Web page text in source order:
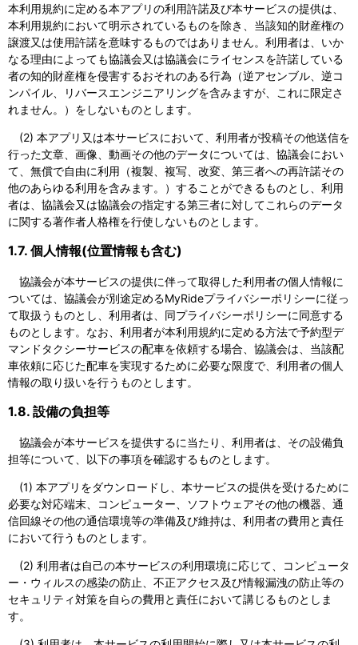
本利用規約に定める本アプリの利用許諾及び本サービスの提供は、
本利用規約において明示されているものを除き、当該知的財産権の
譲渡又は使用許諾を意味するものではありません。利用者は、いか
なる理由によっても協議会又は協議会にライセンスを許諾している
者の知的財産権を侵害するおそれのある行為（逆アセンブル、逆コ
ンパイル、リバースエンジニアリングを含みますが、これに限定さ
れません。）をしないものとします。
(2) 本アプリ又は本サービスにおいて、利用者が投稿その他送信を
行った文章、画像、動画その他のデータについては、協議会におい
て、無償で自由に利用（複製、複写、改変、第三者への再許諾その
他のあらゆる利用を含みます。）することができるものとし、利用
者は、協議会又は協議会の指定する第三者に対してこれらのデータ
に関する著作者人格権を行使しないものとします。
1.7. 個人情報(位置情報も含む)
協議会が本サービスの提供に伴って取得した利用者の個人情報に
ついては、協議会が別途定めるMyRideプライバシーポリシーに従っ
て取扱うものとし、利用者は、同プライバシーポリシーに同意する
ものとします。なお、利用者が本利用規約に定める方法で予約型デ
マンドタクシーサービスの配車を依頼する場合、協議会は、当該配
車依頼に応じた配車を実現するために必要な限度で、利用者の個人
情報の取り扱いを行うものとします。
1.8. 設備の負担等
協議会が本サービスを提供するに当たり、利用者は、その設備負
担等について、以下の事項を確認するものとします。
(1) 本アプリをダウンロードし、本サービスの提供を受けるために
必要な対応端末、コンピューター、ソフトウェアその他の機器、通
信回線その他の通信環境等の準備及び維持は、利用者の費用と責任
において行うものとします。
(2) 利用者は自己の本サービスの利用環境に応じて、コンピュータ
ー・ウィルスの感染の防止、不正アクセス及び情報漏洩の防止等の
セキュリティ対策を自らの費用と責任において講じるものとしま
す。